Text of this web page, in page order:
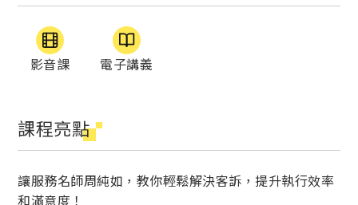
影音課 電子講義
課程亮點
讓服務名師周純如，教你輕鬆解決客訴，提升執行效率
和滿意度！